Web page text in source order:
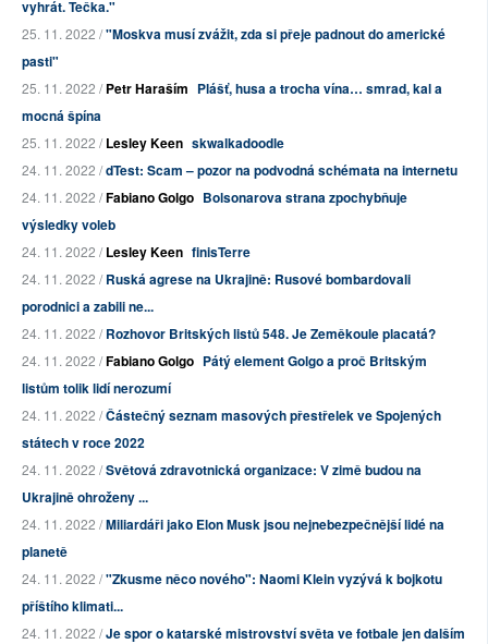
vyhrát. Tečka."
25. 11. 2022 /"Moskva musí zvážit, zda si přeje padnout do americké
pasti"
25. 11. 2022 /Petr Haraším Plášť, husa a trocha vína… smrad, kal a
mocná špína
25. 11. 2022 /Lesley Keen skwalkadoodle
24. 11. 2022 /dTest: Scam – pozor na podvodná schémata na internetu
24. 11. 2022 /Fabiano Golgo Bolsonarova strana zpochybňuje
výsledky voleb
24. 11. 2022 /Lesley Keen finisTerre
24. 11. 2022 /Ruská agrese na Ukrajině: Rusové bombardovali
porodnici a zabili ne...
24. 11. 2022 /Rozhovor Britských listů 548. Je Zeměkoule placatá?
24. 11. 2022 /Fabiano Golgo Pátý element Golgo a proč Britským
listům tolik lidí nerozumí
24. 11. 2022 /Částečný seznam masových přestřelek ve Spojených
státech v roce 2022
24. 11. 2022 /Světová zdravotnická organizace: V zimě budou na
Ukrajině ohroženy ...
24. 11. 2022 /Miliardáři jako Elon Musk jsou nejnebezpečnější lidé na
planetě
24. 11. 2022 /"Zkusme něco nového": Naomi Klein vyzývá k bojkotu
příštího klimati...
24. 11. 2022 /Je spor o katarské mistrovství světa ve fotbale jen dalším